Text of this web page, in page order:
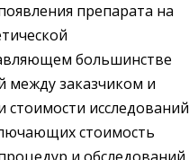
препарата на
большинстве
между заказчиком и
исследований
стоимость